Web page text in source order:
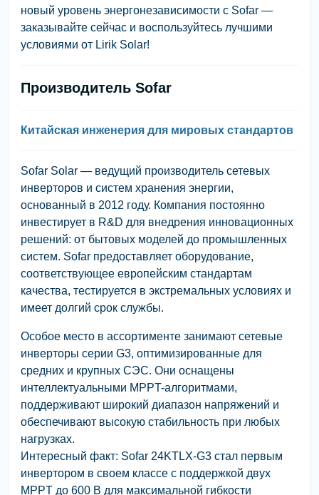
новый уровень энергонезависимости с Sofar —
заказывайте сейчас и воспользуйтесь лучшими
условиями от Lirik Solar!
Производитель Sofar
Китайская инженерия для мировых стандартов
Sofar Solar — ведущий производитель сетевых
инверторов и систем хранения энергии,
основанный в 2012 году. Компания постоянно
инвестирует в R&D для внедрения инновационных
решений: от бытовых моделей до промышленных
систем. Sofar предоставляет оборудование,
соответствующее европейским стандартам
качества, тестируется в экстремальных условиях и
имеет долгий срок службы.
Особое место в ассортименте занимают сетевые
инверторы серии G3, оптимизированные для
средних и крупных СЭС. Они оснащены
интеллектуальными MPPT-алгоритмами,
поддерживают широкий диапазон напряжений и
обеспечивают высокую стабильность при любых
нагрузках.
Интересный факт: Sofar 24KTLX-G3 стал первым
инвертором в своем классе с поддержкой двух
MPPT до 600 В для максимальной гибкости